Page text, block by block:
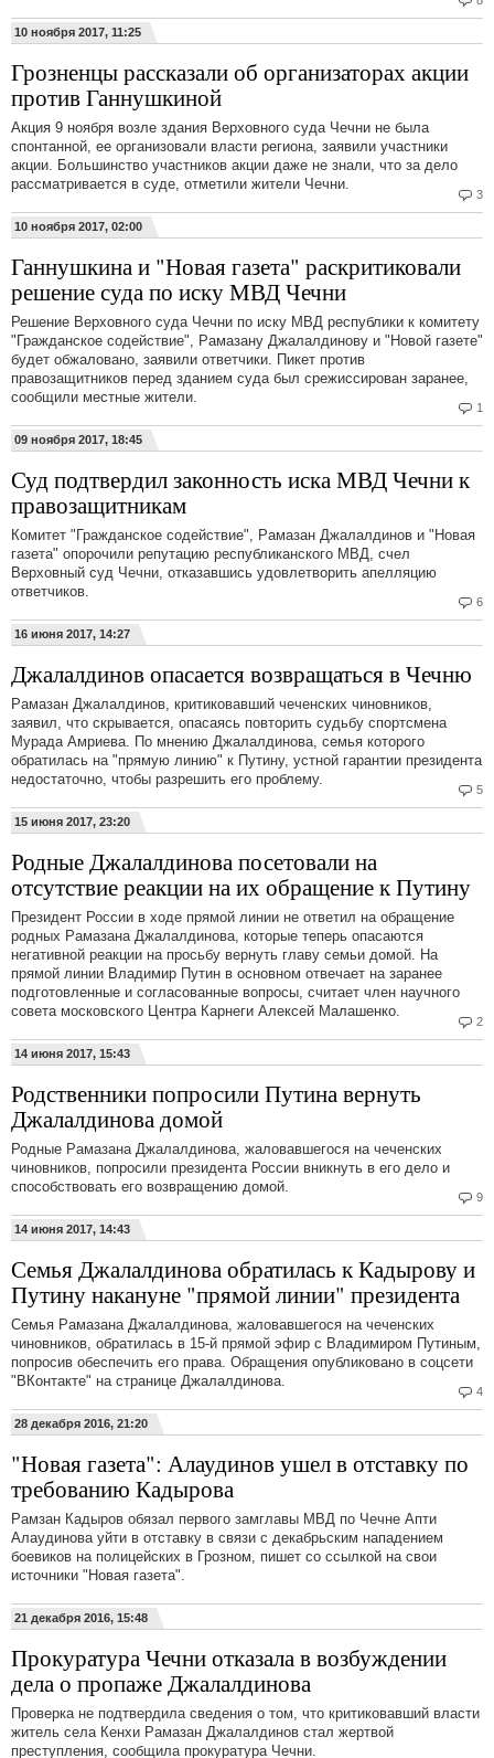
10 ноября 2017, 11:25
3
Грозненцы рассказали об организаторах акции
против Ганнушкиной
Акция 9 ноября возле здания Верховного суда Чечни не была
спонтанной, ее организовали власти региона, заявили участники
акции. Большинство участников акции даже не знали, что за дело
рассматривается в суде, отметили жители Чечни.
10 ноября 2017, 02:00
1
Ганнушкина и "Новая газета" раскритиковали
решение суда по иску МВД Чечни
Решение Верховного суда Чечни по иску МВД республики к комитету
"Гражданское содействие", Рамазану Джалалдинову и "Новой газете"
будет обжаловано, заявили ответчики. Пикет против
правозащитников перед зданием суда был срежиссирован заранее,
сообщили местные жители.
09 ноября 2017, 18:45
6
Суд подтвердил законность иска МВД Чечни к
правозащитникам
Комитет "Гражданское содействие", Рамазан Джалалдинов и "Новая
газета" опорочили репутацию республиканского МВД, счел
Верховный суд Чечни, отказавшись удовлетворить апелляцию
ответчиков.
16 июня 2017, 14:27
5
Джалалдинов опасается возвращаться в Чечню
Рамазан Джалалдинов, критиковавший чеченских чиновников,
заявил, что скрывается, опасаясь повторить судьбу спортсмена
Мурада Амриева. По мнению Джалалдинова, семья которого
обратилась на "прямую линию" к Путину, устной гарантии президента
недостаточно, чтобы разрешить его проблему.
15 июня 2017, 23:20
2
Родные Джалалдинова посетовали на
отсутствие реакции на их обращение к Путину
Президент России в ходе прямой линии не ответил на обращение
родных Рамазана Джалалдинова, которые теперь опасаются
негативной реакции на просьбу вернуть главу семьи домой. На
прямой линии Владимир Путин в основном отвечает на заранее
подготовленные и согласованные вопросы, считает член научного
совета московского Центра Карнеги Алексей Малашенко.
14 июня 2017, 15:43
9
Родственники попросили Путина вернуть
Джалалдинова домой
Родные Рамазана Джалалдинова, жаловавшегося на чеченских
чиновников, попросили президента России вникнуть в его дело и
способствовать его возвращению домой.
14 июня 2017, 14:43
4
Семья Джалалдинова обратилась к Кадырову и
Путину накануне "прямой линии" президента
Семья Рамазана Джалалдинова, жаловавшегося на чеченских
чиновников, обратилась в 15-й прямой эфир с Владимиром Путиным,
попросив обеспечить его права. Обращения опубликовано в соцсети
"ВКонтакте" на странице Джалалдинова.
28 декабря 2016, 21:20
"Новая газета": Алаудинов ушел в отставку по
требованию Кадырова
Рамзан Кадыров обязал первого замглавы МВД по Чечне Апти
Алаудинова уйти в отставку в связи с декабрьским нападением
боевиков на полицейских в Грозном, пишет со ссылкой на свои
источники "Новая газета".
21 декабря 2016, 15:48
Прокуратура Чечни отказала в возбуждении
дела о пропаже Джалалдинова
Проверка не подтвердила сведения о том, что критиковавший власти
житель села Кенхи Рамазан Джалалдинов стал жертвой
преступления, сообщила прокуратура Чечни.